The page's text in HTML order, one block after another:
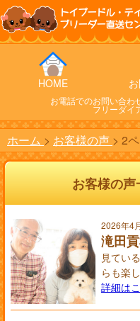
トイプードル・テ
ブリーダー直送セ
HOME
お電話でのお問い合わ
フリーダイ
ホーム お客様の声 2
お客様の
2026年4
滝田
見てい
らも楽
詳細は